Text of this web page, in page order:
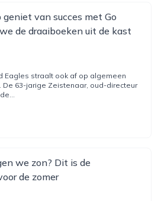
van succes met Go
de draaiboeken uit de kast
Eagles straalt ook af op algemeen
De 63-jarige Zeistenaar, oud-directeur
we zon? Dit is de
de zomer